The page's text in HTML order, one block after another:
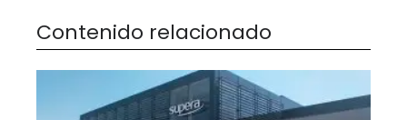
Contenido relacionado